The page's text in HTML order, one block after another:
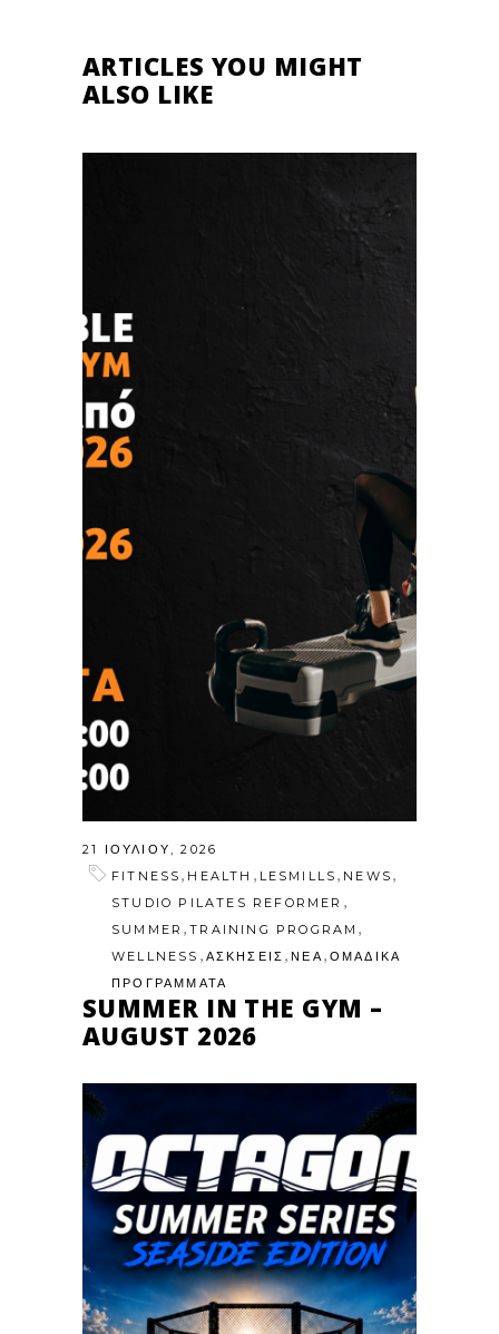
ARTICLES YOU MIGHT
ALSO LIKE
21 ΙΟΥΛΊΟΥ, 2026
FITNESS , HEALTH , LESMILLS , NEWS ,
STUDIO PILATES REFORMER ,
SUMMER ,TRAINING PROGRAM ,
WELLNESS , ΑΣΚΗΣΕΙΣ ,ΝΕΑ, ΟΜΑΔΙΚΑ
ΠΡΟΓΡΑΜΜΑΤΑ
SUMMER IN THE GYM –
AUGUST 2026